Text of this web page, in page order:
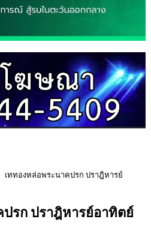
เททองหล่อพระนาคปรก ปราฎิหารย์
รก ปราฎิหารย์อาทิตย์